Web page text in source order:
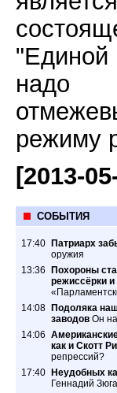
"Единой
надо
режиму
[2013-
СОБЫТИЯ
17:40 Патриарх
оружия
13:36
Похороны
режиссёрки
14:08
Подоляка
заводов Он
14:06
как и Скотт
репрессий?
17:40
Неудобных
Геннадий